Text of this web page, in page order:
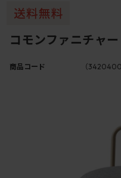
コモンファニチャ
商品コード （